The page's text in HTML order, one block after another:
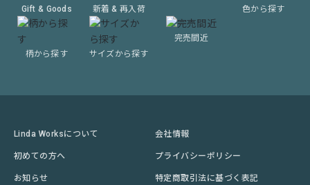
Gift & Goods 新着 & 再入荷
色から探す
柄から探す サイズから探す
完売間近
Linda Worksについて
初めての方へ
お知らせ
会社情報
プライバシーポリシー
特定商取引法に基づく表記